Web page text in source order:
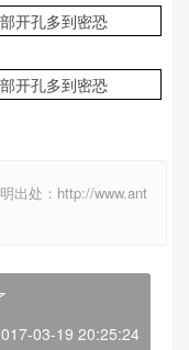
出处：http://www.ant
03-19 20:25:24